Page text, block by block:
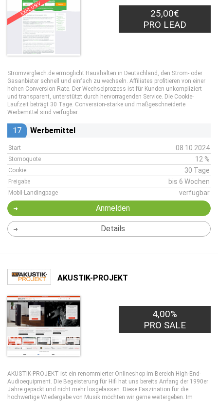
EXKLUSIV
25,00€
PRO LEAD
Stromvergleich.de ermöglicht Haushalten in Deutschland, den Strom- oder
Gasanbieter schnell und einfach zu wechseln. Affiliates profitieren von einer
hohen Conversion Rate. Der Wechselprozess ist für Kunden unkompliziert
und transparent, unterstützt durch hervorragenden Service. Die Cookie-
Laufzeit beträgt 30 Tage. Conversion-starke und maßgeschneiderte
Werbemittel sind verfügbar.
17 Werbemittel
Start 08.10.2024
Stornoquote 12 %
Cookie 30 Tage
Freigabe bis 6 Wochen
Mobil-Landingpage verfügbar
Anmelden
Details
AKUSTIK-PROJEKT
4,00%
PRO SALE
AKUSTIK-PROJEKT ist ein renommierter Onlineshop im Bereich High-End-
Audioequipment. Die Begeisterung für Hifi hat uns bereits Anfang der 1990er
Jahre gepackt und nicht mehr losgelassen. Diese Faszination für die
hochwertige Wiedergabe von Musik möchten wir gerne weitergeben. Im